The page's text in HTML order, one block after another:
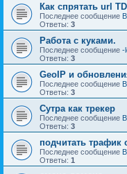
Как спрятать url
Последнее сообщение
Ответы: 3
Работа с куками.
Последнее сообщение -
Ответы: 3
GeoIP и
Последнее сообщение
Ответы: 3
Сутра как трекер
Последнее сообщение
Ответы: 3
подчитать трафик
Последнее сообщение
Ответы: 1